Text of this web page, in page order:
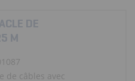
DE
M
de câbles avec